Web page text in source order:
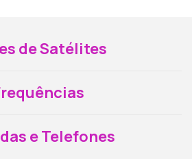
de Satélites
e Telefones